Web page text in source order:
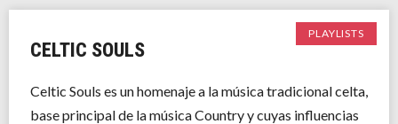
HISTORIAS
PLAYLISTS
CELTIC SOULS
Celtic Souls es un homenaje a la música tradicional celta,
base principal de la música Country y cuyas influencias